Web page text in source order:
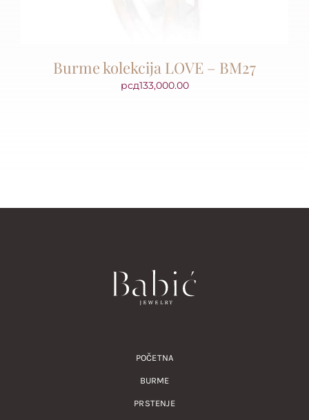
Burme kolekcija LOVE – BM27
рсд133,000.00
POČETNA
BURME
PRSTENJE